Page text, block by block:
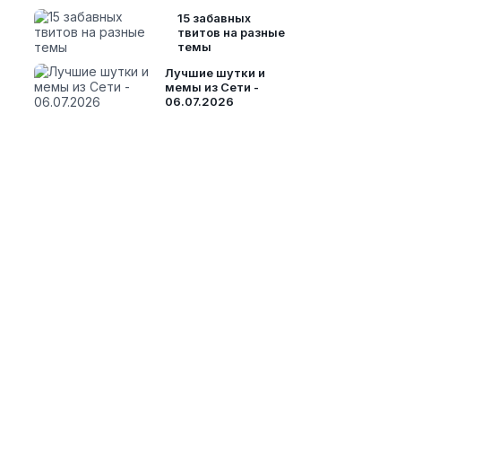
15 забавных
твитов на разные
темы
Лучшие шутки и
мемы из Сети -
06.07.2026